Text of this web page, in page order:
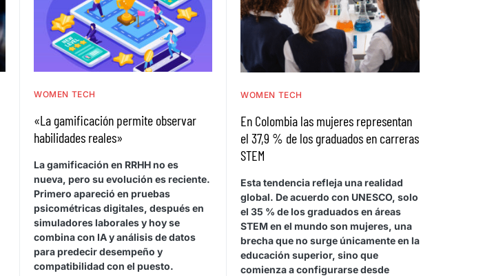
WOMEN TECH
«La gamificación permite observar
habilidades reales»
La gamificación en RRHH no es
nueva, pero su evolución es reciente.
Primero apareció en pruebas
psicométricas digitales, después en
simuladores laborales y hoy se
combina con IA y análisis de datos
para predecir desempeño y
compatibilidad con el puesto.
WOMEN TECH
En Colombia las mujeres representan
el 37,9 % de los graduados en carreras
STEM
Esta tendencia refleja una realidad
global. De acuerdo con UNESCO, solo
el 35 % de los graduados en áreas
STEM en el mundo son mujeres, una
brecha que no surge únicamente en la
educación superior, sino que
comienza a configurarse desde